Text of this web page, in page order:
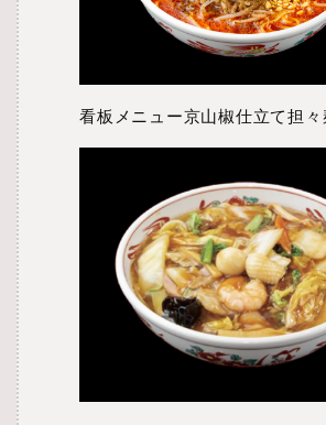
看板メニュー京山椒仕立て担々